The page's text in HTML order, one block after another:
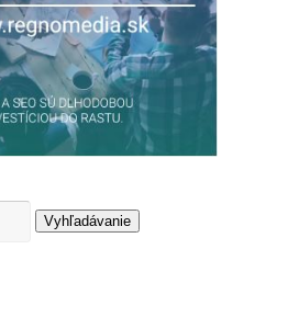
Vyhľadávanie